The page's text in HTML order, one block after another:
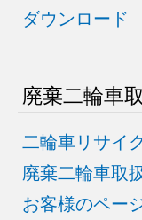
ダウンロード
廃棄二輪車
二輪車リサイ
廃棄二輪車取
お客様のペー